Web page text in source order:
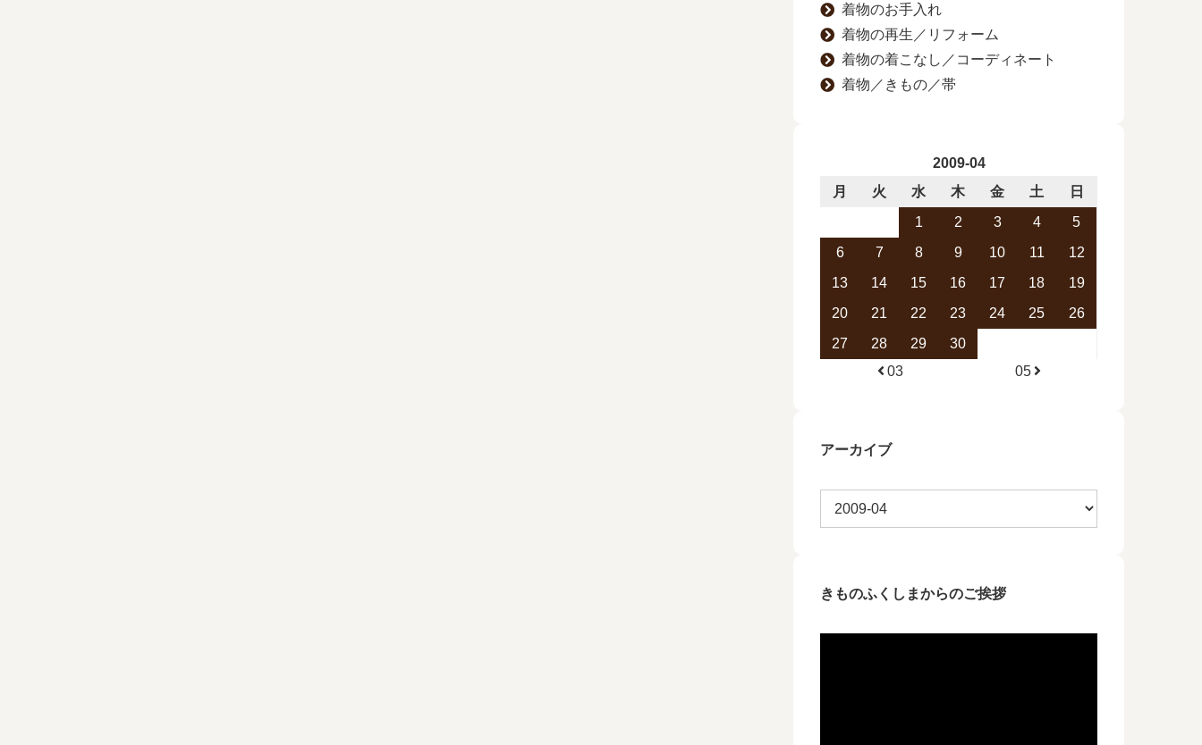
着物のお手入れ
着物の再生／リフォーム
着物の着こなし／コーディネート
着物／きもの／帯
2009-04
月
火 水 木 金 土
日
1
2 3 4
5
6
7 8 9 10 11
12
13
14 15 16 17 18
19
20
21 22 23 24 25
26
27
28 29
30
03
05
アーカイブ
きものふくしまからのご挨拶